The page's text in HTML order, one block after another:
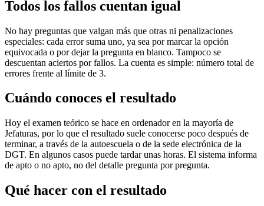
Todos los fallos cuentan igual
No hay preguntas que valgan más que otras ni penalizaciones
especiales: cada error suma uno, ya sea por marcar la opción
equivocada o por dejar la pregunta en blanco. Tampoco se
descuentan aciertos por fallos. La cuenta es simple: número total de
errores frente al límite de 3.
Cuándo conoces el resultado
Hoy el examen teórico se hace en ordenador en la mayoría de
Jefaturas, por lo que el resultado suele conocerse poco después de
terminar, a través de la autoescuela o de la sede electrónica de la
DGT. En algunos casos puede tardar unas horas. El sistema informa
de apto o no apto, no del detalle pregunta por pregunta.
Qué hacer con el resultado